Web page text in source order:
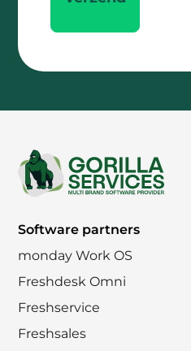
Footer
Software partners
monday Work OS
Freshdesk Omni
Freshservice
Freshsales